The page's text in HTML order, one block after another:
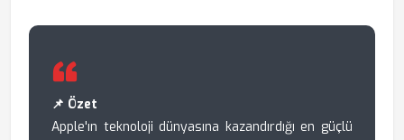
📌 Özet
Apple'ın teknoloji dünyasına kazandırdığı en güçlü